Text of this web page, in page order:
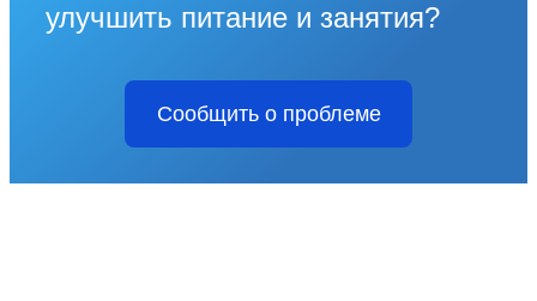
улучшить питание и занятия?
Сообщить о проблеме